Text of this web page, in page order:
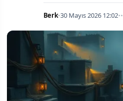
Berk•30 Mayıs 2026 12:02••